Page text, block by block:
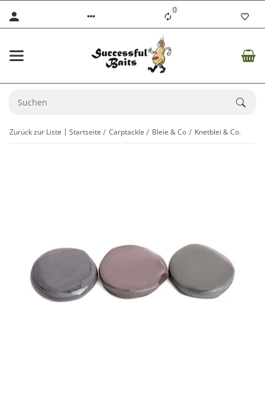
0
Zurück zur Liste Startseite Carptackle Bleie & Co Knetblei & Co.